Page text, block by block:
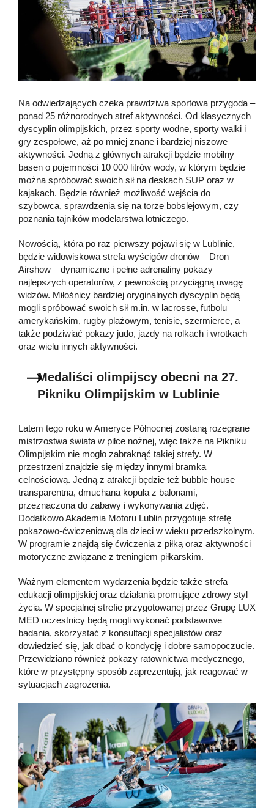
Na odwiedzających czeka prawdziwa sportowa przygoda –
ponad 25 różnorodnych stref aktywności. Od klasycznych
dyscyplin olimpijskich, przez sporty wodne, sporty walki i
gry zespołowe, aż po mniej znane i bardziej niszowe
aktywności. Jedną z głównych atrakcji będzie mobilny
basen o pojemności 10 000 litrów wody, w którym będzie
można spróbować swoich sił na deskach SUP oraz w
kajakach. Będzie również możliwość wejścia do
szybowca, sprawdzenia się na torze bobslejowym, czy
poznania tajników modelarstwa lotniczego.
Nowością, która po raz pierwszy pojawi się w Lublinie,
będzie widowiskowa strefa wyścigów dronów – Dron
Airshow – dynamiczne i pełne adrenaliny pokazy
najlepszych operatorów, z pewnością przyciągną uwagę
widzów. Miłośnicy bardziej oryginalnych dyscyplin będą
mogli spróbować swoich sił m.in. w lacrosse, futbolu
amerykańskim, rugby plażowym, tenisie, szermierce, a
także podziwiać pokazy judo, jazdy na rolkach i wrotkach
oraz wielu innych aktywności.
Medaliści olimpijscy obecni na 27.
Pikniku Olimpijskim w Lublinie
Latem tego roku w Ameryce Północnej zostaną rozegrane
mistrzostwa świata w piłce nożnej, więc także na Pikniku
Olimpijskim nie mogło zabraknąć takiej strefy. W
przestrzeni znajdzie się między innymi bramka
celnościową. Jedną z atrakcji będzie też bubble house –
transparentna, dmuchana kopuła z balonami,
przeznaczona do zabawy i wykonywania zdjęć.
Dodatkowo Akademia Motoru Lublin przygotuje strefę
pokazowo-ćwiczeniową dla dzieci w wieku przedszkolnym.
W programie znajdą się ćwiczenia z piłką oraz aktywności
motoryczne związane z treningiem piłkarskim.
Ważnym elementem wydarzenia będzie także strefa
edukacji olimpijskiej oraz działania promujące zdrowy styl
życia. W specjalnej strefie przygotowanej przez Grupę LUX
MED uczestnicy będą mogli wykonać podstawowe
badania, skorzystać z konsultacji specjalistów oraz
dowiedzieć się, jak dbać o kondycję i dobre samopoczucie.
Przewidziano również pokazy ratownictwa medycznego,
które w przystępny sposób zaprezentują, jak reagować w
sytuacjach zagrożenia.